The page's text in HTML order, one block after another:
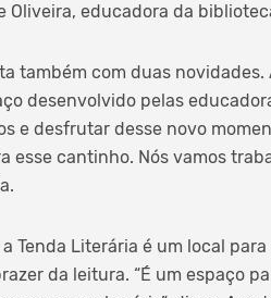
Oliveira, educadora da
também com duas novidades.
desenvolvido pelas
e desfrutar desse novo
esse cantinho. Nós vamos
Tenda Literária é um local
da leitura. “É um espaço